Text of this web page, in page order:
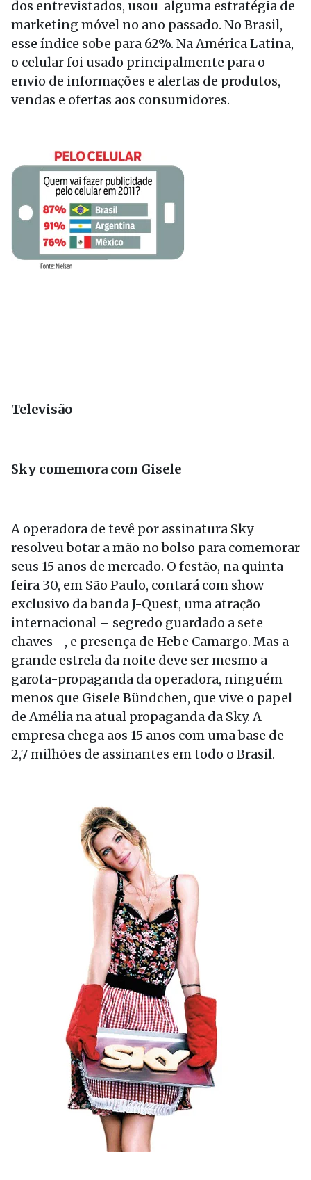
dos entrevistados, usou alguma estratégia de
marketing móvel no ano passado. No Brasil,
esse índice sobe para 62%. Na América Latina,
o celular foi usado principalmente para o
envio de informações e alertas de produtos,
vendas e ofertas aos consumidores.
Televisão
Sky comemora com Gisele
A operadora de tevê por assinatura Sky
resolveu botar a mão no bolso para comemorar
seus 15 anos de mercado. O festão, na quinta-
feira 30, em São Paulo, contará com show
exclusivo da banda J-Quest, uma atração
internacional – segredo guardado a sete
chaves –, e presença de Hebe Camargo. Mas a
grande estrela da noite deve ser mesmo a
garota-propaganda da operadora, ninguém
menos que Gisele Bündchen, que vive o papel
de Amélia na atual propaganda da Sky. A
empresa chega aos 15 anos com uma base de
2,7 milhões de assinantes em todo o Brasil.